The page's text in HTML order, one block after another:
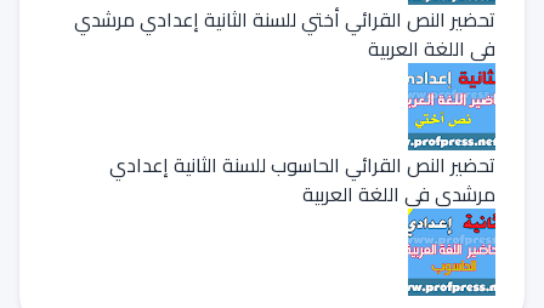
تحضير النص القرائي أختي للسنة الثانية إعدادي مرشدي
في اللغة العربية
تحضير النص القرائي الحاسوب للسنة الثانية إعدادي
مرشدي في اللغة العربية